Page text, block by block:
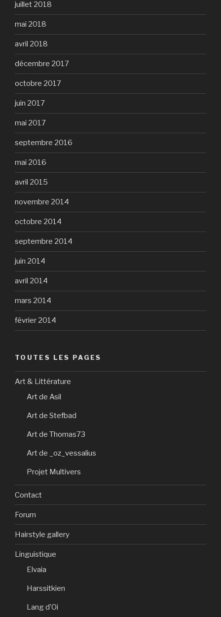
juillet 2018
mai 2018
avril 2018
décembre 2017
octobre 2017
juin 2017
mai 2017
septembre 2016
mai 2016
avril 2015
novembre 2014
octobre 2014
septembre 2014
juin 2014
avril 2014
mars 2014
février 2014
TOUTES LES PAGES
Art & Littérature
Art de Asil
Art de Stefbad
Art de Thomas73
Art de _oz_vessalius
Projet Multivers
Contact
Forum
Hairstyle gallery
Linguistique
Elvaia
Harssitkien
Lang d’Oi